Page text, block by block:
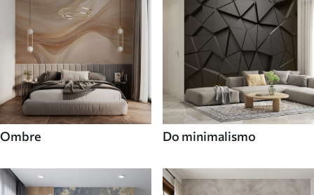
Ombre Do minimalismo